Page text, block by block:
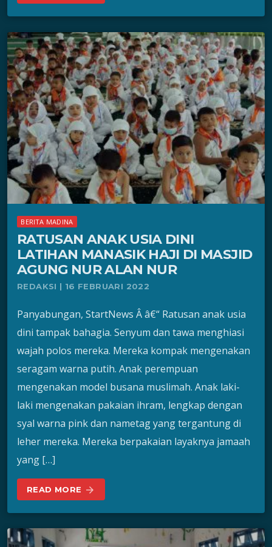
BERITA MADINA
RATUSAN ANAK USIA DINI
LATIHAN MANASIK HAJI DI MASJID
AGUNG NUR ALAN NUR
REDAKSI | 16 FEBRUARI 2022
Panyabungan, StartNews Â â€“ Ratusan anak usia
dini tampak bahagia. Senyum dan tawa menghiasi
wajah polos mereka. Mereka kompak mengenakan
seragam warna putih. Anak perempuan
mengenakan model busana muslimah. Anak laki-
laki mengenakan pakaian ihram, lengkap dengan
syal warna pink dan nametag yang tergantung di
leher mereka. Mereka berpakaian layaknya jamaah
yang […]
READ MORE arrow_forward